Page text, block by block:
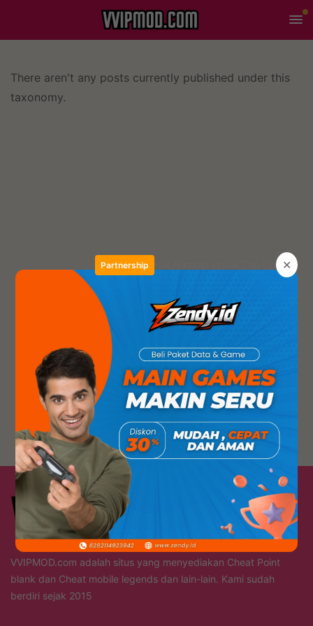
Partnership ✕
There aren't any posts currently published under this
taxonomy.
VVIPMOD.com adalah situs yang menyediakan Cheat Point
blank dan Cheat mobile legends dan lain-lain. Kami sudah
berdiri sejak 2015